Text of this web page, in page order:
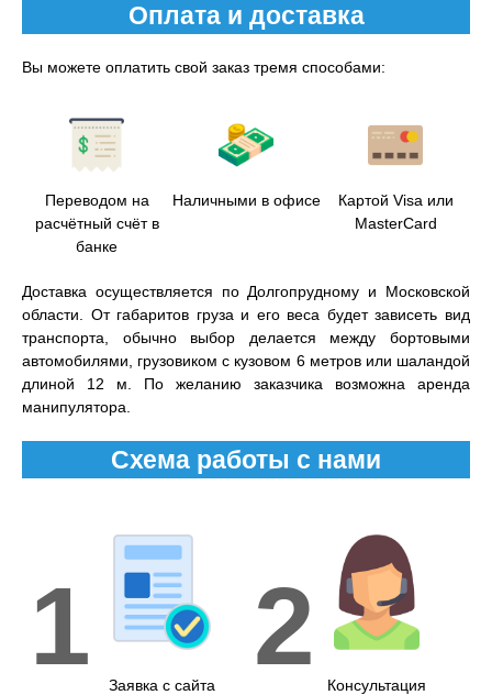
Оплата и доставка
Вы можете оплатить свой заказ тремя способами:
Переводом на
расчётный счёт в
банке
Наличными в офисе
Картой Visa или
MasterCard
Доставка осуществляется по Долгопрудному и Московской
области. От габаритов груза и его веса будет зависеть вид
транспорта, обычно выбор делается между бортовыми
автомобилями, грузовиком с кузовом 6 метров или шаландой
длиной 12 м. По желанию заказчика возможна аренда
манипулятора.
Схема работы с нами
1
Заявка с сайта
2
Консультация